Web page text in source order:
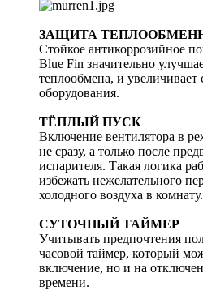
ЗАЩИТА
Стойкое антикоррозийное
Blue Fin значительно
теплообмена, и увеличивает
оборудования.
ТЁПЛЫЙ ПУСК
Включение вентилятора в
не сразу, а только после
испарителя. Такая логика
избежать нежелательного
холодного воздуха в комнату.
СУТОЧНЫЙ ТАЙМЕР
Учитывать предпочтения
часовой таймер, который
включение, но и на
времени.